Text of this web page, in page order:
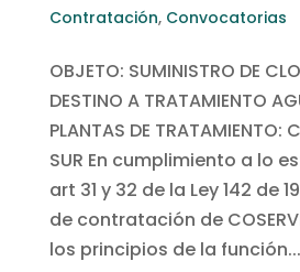
Contratación, Convocatorias
OBJETO: SUMINISTRO DE
DESTINO A TRATAMIENTO
PLANTAS DE TRATAMIENTO:
SUR En cumplimiento a lo
art 31 y 32 de la Ley 142 de
de contratación de
los principios de la función...